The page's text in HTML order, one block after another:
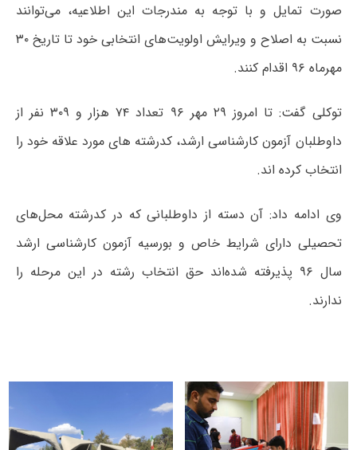
صورت تمایل و با توجه به مندرجات این اطلاعیه، می‌توانند
نسبت به اصلاح و ویرایش اولویت‌های انتخابی خود تا تاریخ ۳۰
مهرماه ۹۶ اقدام کنند.
توکلی گفت: تا امروز ۲۹ مهر ۹۶ تعداد ۷۴ هزار و ۳۰۹ نفر از
داوطلبان آزمون کارشناسی ارشد، کدرشته های مورد علاقه خود را
انتخاب کرده اند.
وی ادامه داد: آن دسته از داوطلبانی که در کدرشته محل‌های
تحصیلی دارای شرایط خاص و بورسیه آزمون کارشناسی ارشد
سال ۹۶ پذیرفته شده‌اند حق انتخاب رشته در این مرحله را
ندارند.